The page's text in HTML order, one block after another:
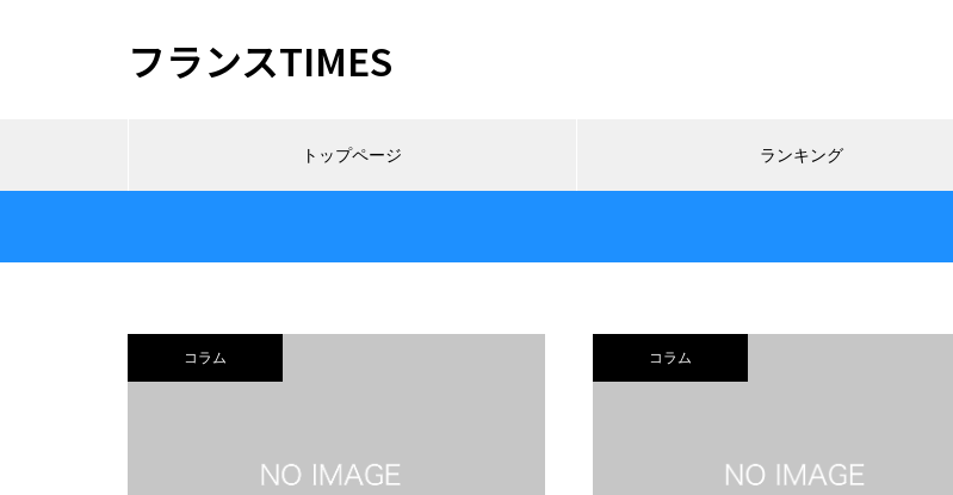
フランスTIMES
トップページ ランキング
コラム コラム